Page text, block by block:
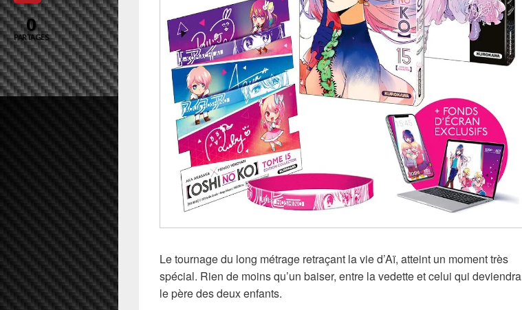
Le tournage du long métrage retraçant la vie d’Aï, atteint un moment très
spécial. Rien de moins qu’un baiser, entre la vedette et celui qui deviendra
le père des deux enfants.
0
PARTAGES